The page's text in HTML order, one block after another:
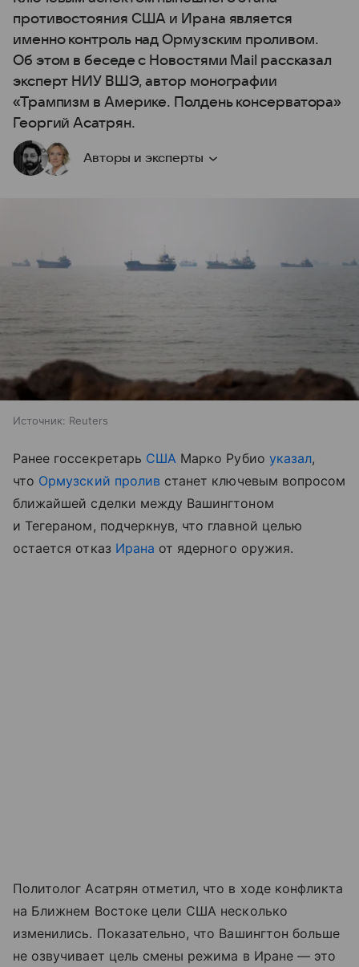
противостояния США и Ирана является
именно контроль над Ормузским проливом.
Об этом в беседе с Новостями Mail рассказал
эксперт НИУ ВШЭ, автор монографии
«Трампизм в Америке. Полдень консерватора»
Георгий Асатрян.
Авторы и эксперты
Источник: Reuters
Ранее госсекретарь США Марко Рубио указал,
что Ормузский пролив станет ключевым вопросом
ближайшей сделки между Вашингтоном
и Тегераном, подчеркнув, что главной целью
остается отказ Ирана от ядерного оружия.
Политолог Асатрян отметил, что в ходе конфликта
на Ближнем Востоке цели США несколько
изменились. Показательно, что Вашингтон больше
не озвучивает цель смены режима в Иране — это